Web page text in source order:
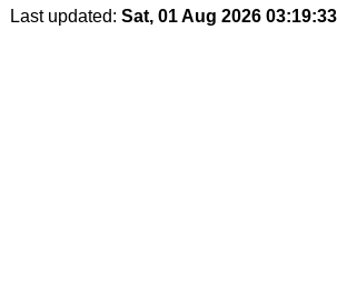
Last updated: Sat, 01 Aug 2026